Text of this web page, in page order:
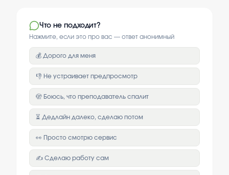
Что не подходит?
Нажмите, если это про вас — ответ анонимный
💰 Дорого для меня
👎 Не устраивает предпросмотр
🫣 Боюсь, что преподаватель спалит
⏳ Дедлайн далеко, сделаю потом
👀 Просто смотрю сервис
✍️ Сделаю работу сам